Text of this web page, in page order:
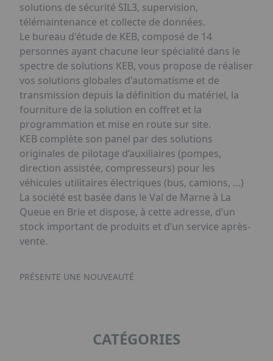
solutions de sécurité SIL3, supervision,
télémaintenance et collecte de données.
Le bureau d'étude de KEB, composé de 14
personnes ayant chacune leur spécialité dans le
spectre de solutions KEB, vous propose de réaliser
vos solutions globales d'automatisme et de
transmission depuis la définition du matériel, la
fourniture de la solution en coffret et la
programmation et mise en route sur site.
KEB complète son panel par des solutions
originales de pilotage d’auxiliaires (pompes,
direction assistée, compresseurs) pour les
véhicules utilitaires électriques (bus, camions, …)
La société est basée dans le Val de Marne à La
Queue en Brie et dispose, à cette adresse, d’un
stock important de produits et d’un service après-
vente.
PRÉSENTE UNE NOUVEAUTÉ
CATÉGORIES